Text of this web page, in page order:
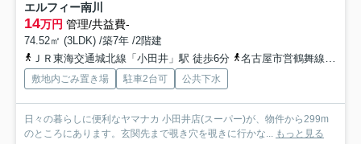
エルフィー南川
14万円 管理/共益費-
74.52㎡ (3LDK) /築7年 /2階建
ＪＲ東海交通城北線「小田井」駅 徒歩6分
名古屋市営鶴舞線「庄内緑地公園」駅 徒歩10分
敷地内ごみ置き場 駐車2台可 公共下水
日々の暮らしに便利なヤマナカ 小田井店(スーパー)が、物件から299m
のところにあります。玄関先まで覗き穴を覗きに行かな... もっと見る